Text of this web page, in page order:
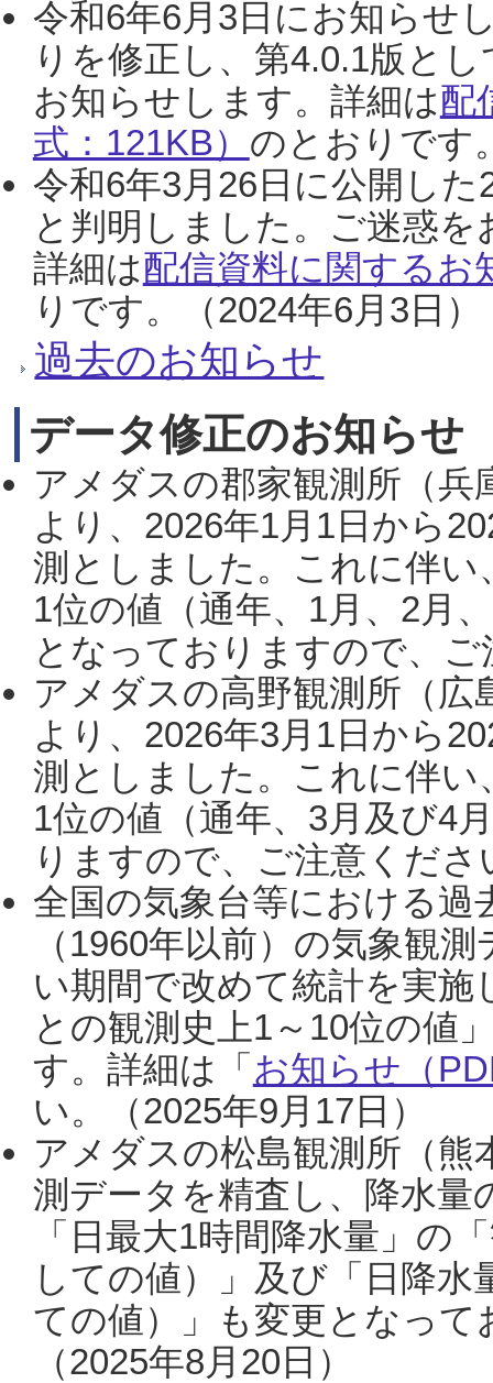
令和6年6月3日にお知らせ
りを修正し、第4.0.1版と
お知らせします。詳細は配
式：121KB） のとおりです
令和6年3月26日に公開し
と判明しました。ご迷惑
詳細は配信資料に関するお
りです。（2024年6月3日）
過去のお知らせ
データ修正のお知らせ
アメダスの郡家観測所（
より、2026年1月1日から
測としました。これに伴い
1位の値（通年、1月、2月
となっておりますので、
アメダスの高野観測所（
より、2026年3月1日から
測としました。これに伴い
1位の値（通年、3月及び4
りますので、ご注意くだ
全国の気象台等における過
（1960年以前）の気象観
い期間で改めて統計を実
との観測史上1～10位の値
す。詳細は「 お知らせ（
い。（2025年9月17日）
アメダスの松島観測所（熊
測データを精査し、降水
「日最大1時間降水量」の
しての値）」及び「日降
ての値）」も変更となっ
（2025年8月20日）